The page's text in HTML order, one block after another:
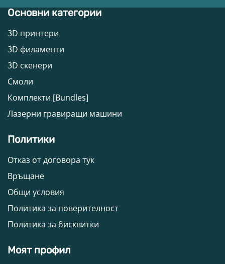
Основни категории
3D принтери
3D филаменти
3D скенери
Смоли
Комплекти [Bundles]
Лазерни гравиращи машини
Политики
Отказ от договора тук
Връщане
Общи условия
Политика за поверителност
Политика за бисквитки
Моят профил